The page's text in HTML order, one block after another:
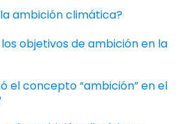
ambición climática?
objetivos de ambición en la
el concepto “ambición” en el